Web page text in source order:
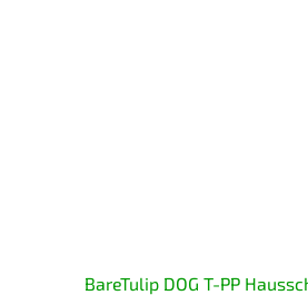
BareTulip DOG T-PP